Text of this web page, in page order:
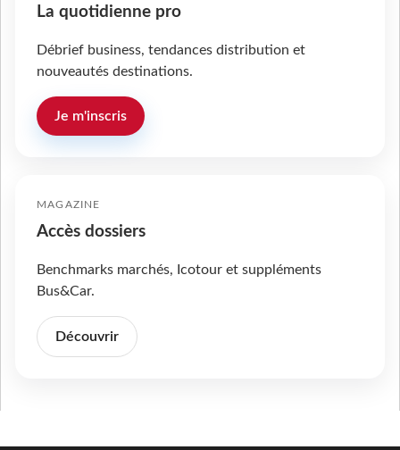
La quotidienne pro
Débrief business, tendances distribution et
nouveautés destinations.
Je m'inscris
MAGAZINE
Accès dossiers
Benchmarks marchés, Icotour et suppléments
Bus&Car.
Découvrir